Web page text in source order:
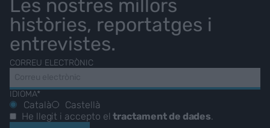
Les nostres millors
històries, reportatges i
entrevistes.
CORREU ELECTRÒNIC
IDIOMA*
Català
Castellà
He llegit i accepto eltractament de dades.